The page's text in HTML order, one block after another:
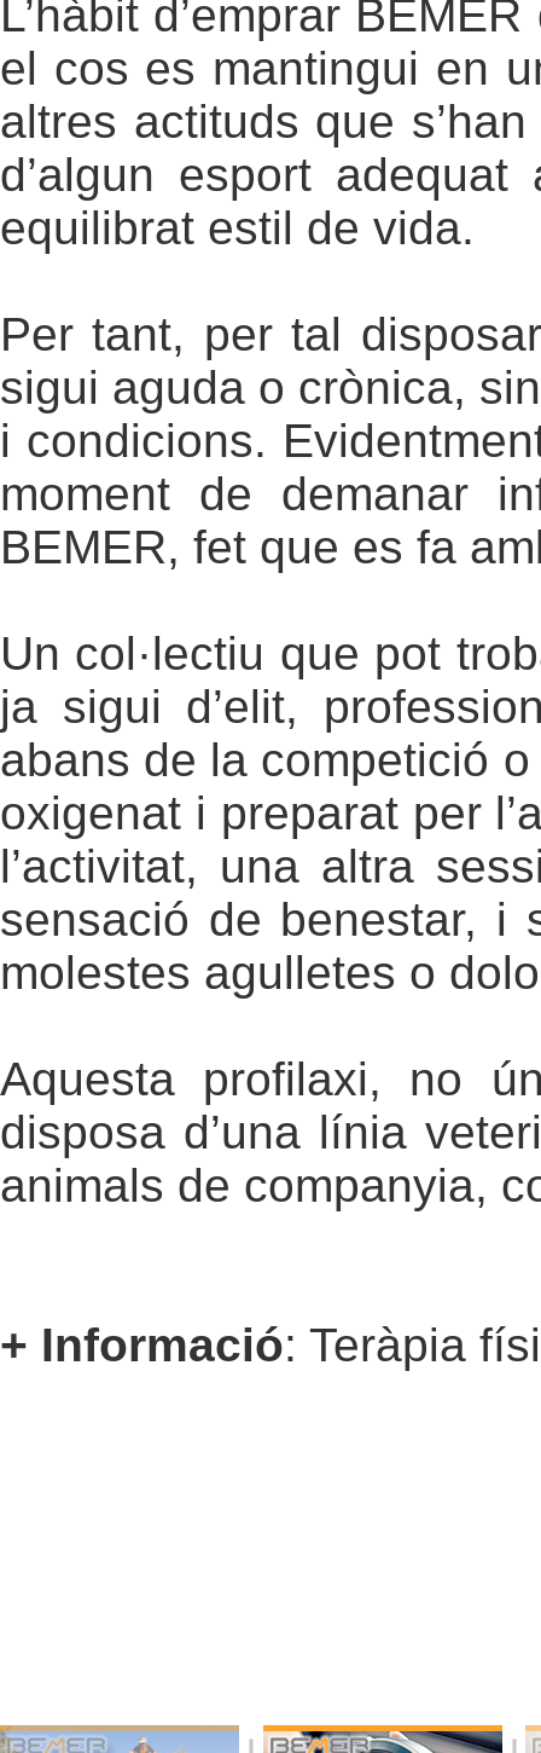
L’hàbit d’emprar
el cos es mantingui en
altres actituds que
d’algun esport
equilibrat estil de vida.
Per tant, per tal
sigui aguda o crònica,
i condicions.
moment de demanar
BEMER, fet que es fa
Un col·lectiu que pot
ja sigui d’elit,
abans de la competició
oxigenat i preparat per
l’activitat, una altra
sensació de benestar, i
molestes agulletes o
Aquesta profilaxi, no
disposa d’una línia
animals de companyia,
+ Informació: Teràpia